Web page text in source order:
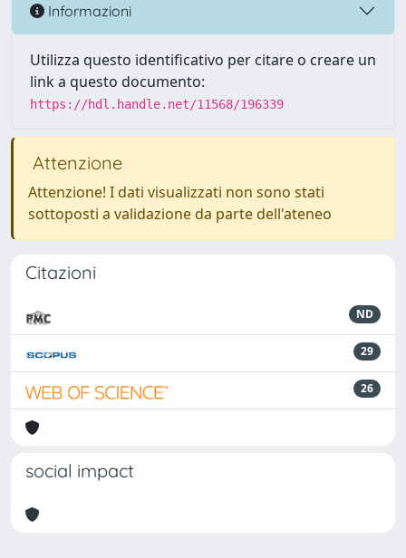
Informazioni
Utilizza questo identificativo per citare o creare un
link a questo documento:
https://hdl.handle.net/11568/196339
Attenzione
Attenzione! I dati visualizzati non sono stati
sottoposti a validazione da parte dell'ateneo
Citazioni
ND
29
26
social impact